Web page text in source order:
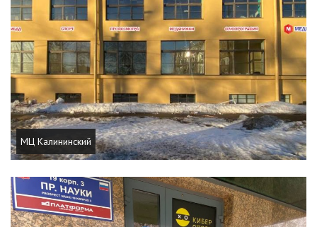
МЦ Калининский